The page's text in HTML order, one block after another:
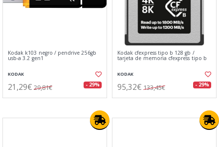
Kodak k103 negro / pendrive 256gb
usb-a 3.2 gen1
KODAK
21,29€ 29,81€ - 29%
Kodak cfexpress tipo b 128 gb /
tarjeta de memoria cfexpress tipo b
KODAK
95,32€ 133,45€ - 29%